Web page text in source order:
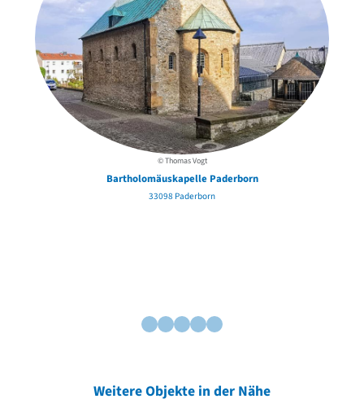
© Thomas Vogt
Bartholomäuskapelle Paderborn
33098 Paderborn
Weitere Objekte in der Nähe